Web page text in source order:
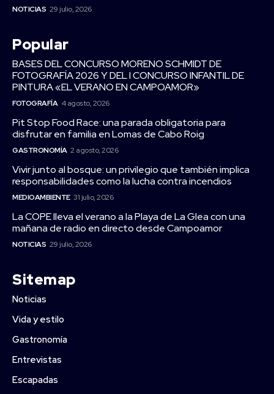
NOTICIAS 29 julio, 2026
Popular
BASES DEL CONCURSO MORENO SCHMIDT DE
FOTOGRAFÍA 2026 Y DEL I CONCURSO INFANTIL DE
PINTURA «EL VERANO EN CAMPOAMOR»
FOTOGRAFÍA 4 agosto, 2026
Pit Stop Food Race: una parada obligatoria para
disfrutar en familia en Lomas de Cabo Roig
GASTRONOMÍA 2 agosto, 2026
Vivir junto al bosque: un privilegio que también implica
responsabilidades como la lucha contra incendios
MEDIOAMBIENTE 31 julio, 2026
La COPE lleva el verano a la Playa de La Glea con una
mañana de radio en directo desde Campoamor
NOTICIAS 29 julio, 2026
Sitemap
Noticias
Vida y estilo
Gastronomía
Entrevistas
Escapadas